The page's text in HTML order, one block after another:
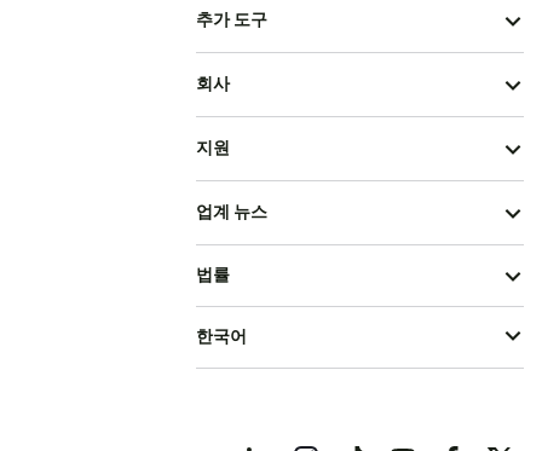
추가 도구
회사
지원
업계 뉴스
법률
한국어